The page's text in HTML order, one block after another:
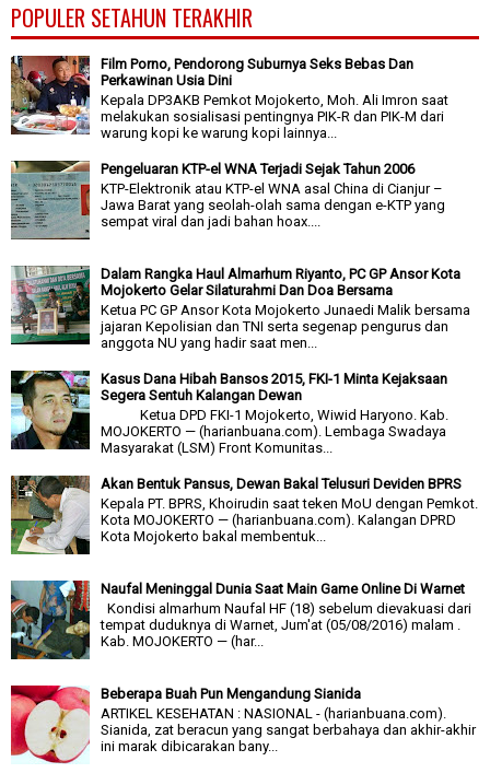
POPULER SETAHUN TERAKHIR
Film Porno, Pendorong Suburnya Seks Bebas Dan
Perkawinan Usia Dini
Kepala DP3AKB Pemkot Mojokerto, Moh. Ali Imron saat
melakukan sosialisasi pentingnya PIK-R dan PIK-M dari
warung kopi ke warung kopi lainnya...
Pengeluaran KTP-el WNA Terjadi Sejak Tahun 2006
KTP-Elektronik atau KTP-el WNA asal China di Cianjur –
Jawa Barat yang seolah-olah sama dengan e-KTP yang
sempat viral dan jadi bahan hoax....
Dalam Rangka Haul Almarhum Riyanto, PC GP Ansor Kota
Mojokerto Gelar Silaturahmi Dan Doa Bersama
Ketua PC GP Ansor Kota Mojokerto Junaedi Malik bersama
jajaran Kepolisian dan TNI serta segenap pengurus dan
anggota NU yang hadir saat men...
Kasus Dana Hibah Bansos 2015, FKI-1 Minta Kejaksaan
Segera Sentuh Kalangan Dewan
Ketua DPD FKI-1 Mojokerto, Wiwid Haryono. Kab.
MOJOKERTO — (harianbuana.com). Lembaga Swadaya
Masyarakat (LSM) Front Komunitas...
Akan Bentuk Pansus, Dewan Bakal Telusuri Deviden BPRS
Kepala PT. BPRS, Khoirudin saat teken MoU dengan Pemkot.
Kota MOJOKERTO — (harianbuana.com). Kalangan DPRD
Kota Mojokerto bakal membentuk...
Naufal Meninggal Dunia Saat Main Game Online Di Warnet
Kondisi almarhum Naufal HF (18) sebelum dievakuasi dari
tempat duduknya di Warnet, Jum'at (05/08/2016) malam .
Kab. MOJOKERTO — (har...
Beberapa Buah Pun Mengandung Sianida
ARTIKEL KESEHATAN : NASIONAL - (harianbuana.com).
Sianida, zat beracun yang sangat berbahaya dan akhir-akhir
ini marak dibicarakan bany...